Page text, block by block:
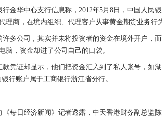
行金华中心支行信息称，2012年5月8日，中国人民
理商，在境内组织、代理客户从事黄金期货业务行
多公司，其实并未将投资者的资金在境外开户，
脑，资金却进了公司自己的口袋。
款凭证却显示，他们把资金汇入到了私人账号，如
行账户属于工商银行浙江省分行。
《每日经济新闻》记者透露，中天香港财务副总监